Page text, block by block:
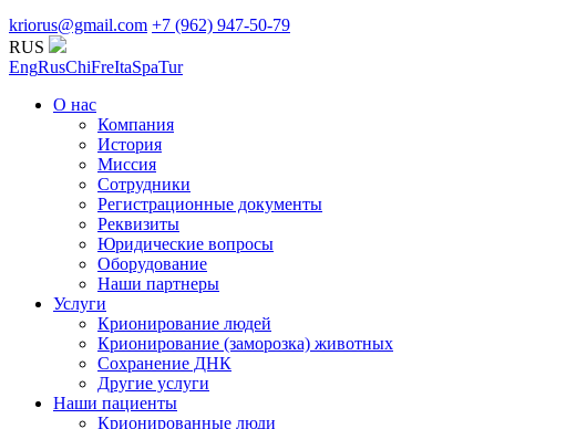
kriorus@gmail.com +7 (962) 947-50-79
RUS
EngRusChiFreItaSpaTur
О нас
Компания
История
Миссия
Сотрудники
Регистрационные документы
Реквизиты
Юридические вопросы
Оборудование
Наши партнеры
Услуги
Крионирование людей
Крионирование (заморозка) животных
Сохранение ДНК
Другие услуги
Наши пациенты
Крионированные люди